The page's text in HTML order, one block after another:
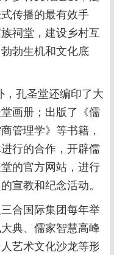
传播的最有效手
祠堂，建设乡村互
勃生机和文化底
，孔圣堂还编印了大
画册；出版了《儒
管理学》等书籍，
行的合作，开辟儒
的官方网站，进行
宣教和纪念活动。
合国际集团每年举
典、儒家智慧高峰
艺术文化沙龙等形